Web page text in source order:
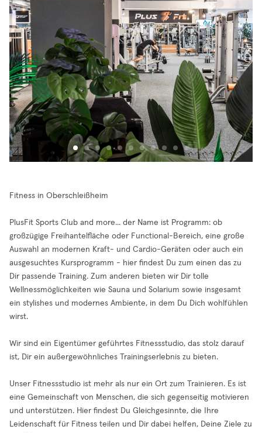
Fitness in Oberschleißheim
PlusFit Sports Club and more... der Name ist Programm: ob
großzügige Freihantelfläche oder Functional-Bereich, eine große
Auswahl an modernen Kraft- und Cardio-Geräten oder auch ein
ausgesuchtes Kursprogramm - hier findest Du zum einen das zu
Dir passende Training. Zum anderen bieten wir Dir tolle
Wellnessmöglichkeiten wie Sauna und Solarium sowie insgesamt
ein stylishes und modernes Ambiente, in dem Du Dich wohlfühlen
wirst.
Wir sind ein Eigentümer geführtes Fitnessstudio, das stolz darauf
ist, Dir ein außergewöhnliches Trainingserlebnis zu bieten.
Unser Fitnessstudio ist mehr als nur ein Ort zum Trainieren. Es ist
eine Gemeinschaft von Menschen, die sich gegenseitig motivieren
und unterstützen. Hier findest Du Gleichgesinnte, die Ihre
Leidenschaft für Fitness teilen und Dir dabei helfen, Deine Ziele zu